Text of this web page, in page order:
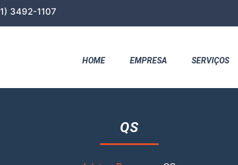
3492-1107
HOME EMPRESA SERVIÇOS
QS